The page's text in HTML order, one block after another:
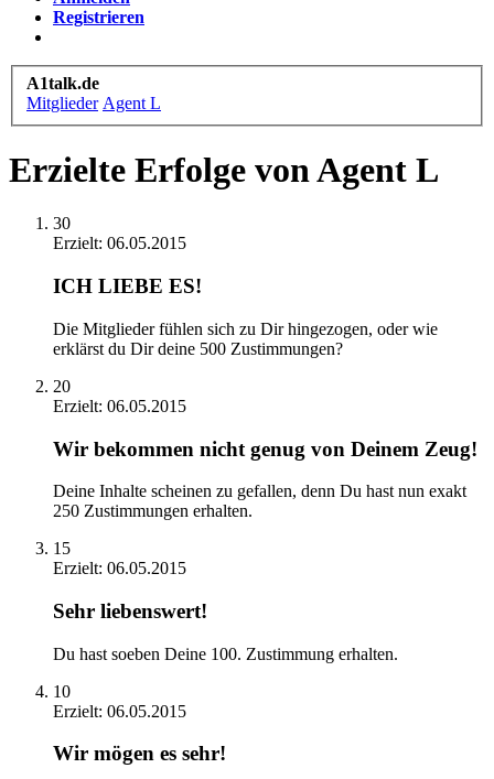
Registrieren
A1talk.de
Mitglieder Agent L
Erzielte Erfolge von Agent L
30
Erzielt: 06.05.2015
ICH LIEBE ES!
Die Mitglieder fühlen sich zu Dir hingezogen, oder wie
erklärst du Dir deine 500 Zustimmungen?
20
Erzielt: 06.05.2015
Wir bekommen nicht genug von Deinem Zeug!
Deine Inhalte scheinen zu gefallen, denn Du hast nun exakt
250 Zustimmungen erhalten.
15
Erzielt: 06.05.2015
Sehr liebenswert!
Du hast soeben Deine 100. Zustimmung erhalten.
10
Erzielt: 06.05.2015
Wir mögen es sehr!